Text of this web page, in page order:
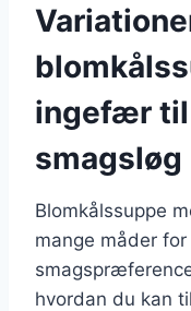
ingefær
smagsløg
Blomkålssuppe
mange måder
hvordan du kan